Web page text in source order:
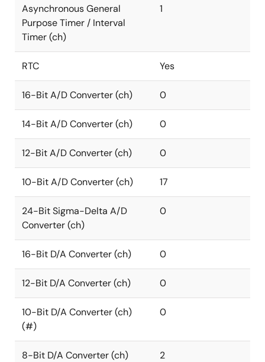
Asynchronous General
Purpose Timer / Interval
Timer (ch)
1
RTC Yes
16-Bit A/D Converter (ch) 0
14-Bit A/D Converter (ch) 0
12-Bit A/D Converter (ch) 0
10-Bit A/D Converter (ch) 17
24-Bit Sigma-Delta A/D
Converter (ch)
0
16-Bit D/A Converter (ch) 0
12-Bit D/A Converter (ch) 0
10-Bit D/A Converter (ch)
(#)
0
8-Bit D/A Converter (ch) 2